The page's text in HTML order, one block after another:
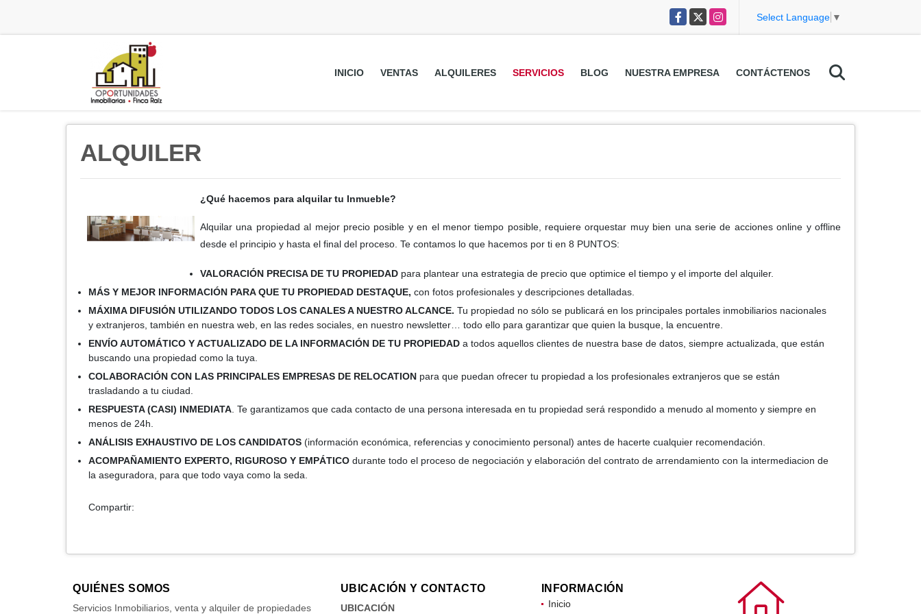
Facebook
X Instagram Select Language ▼
INICIO VENTAS ALQUILERES SERVICIOS BLOG NUESTRA EMPRESA CONTÁCTENOS
ALQUILER
¿Qué hacemos para alquilar tu Inmueble?
Alquilar una propiedad al mejor precio posible y en el menor tiempo posible, requiere orquestar muy bien una serie de acciones online y offline
desde el principio y hasta el final del proceso. Te contamos lo que hacemos por ti en 8 PUNTOS:
VALORACIÓN PRECISA DE TU PROPIEDAD para plantear una estrategia de precio que optimice el tiempo y el importe del alquiler.
MÁS Y MEJOR INFORMACIÓN PARA QUE TU PROPIEDAD DESTAQUE, con fotos profesionales y descripciones detalladas.
MÁXIMA DIFUSIÓN UTILIZANDO TODOS LOS CANALES A NUESTRO ALCANCE. Tu propiedad no sólo se publicará en los principales portales inmobiliarios nacionales
y extranjeros, también en nuestra web, en las redes sociales, en nuestro newsletter… todo ello para garantizar que quien la busque, la encuentre.
ENVÍO AUTOMÁTICO Y ACTUALIZADO DE LA INFORMACIÓN DE TU PROPIEDAD a todos aquellos clientes de nuestra base de datos, siempre actualizada, que están
buscando una propiedad como la tuya.
COLABORACIÓN CON LAS PRINCIPALES EMPRESAS DE RELOCATION para que puedan ofrecer tu propiedad a los profesionales extranjeros que se están
trasladando a tu ciudad.
RESPUESTA (CASI) INMEDIATA . Te garantizamos que cada contacto de una persona interesada en tu propiedad será respondido a menudo al momento y siempre en
menos de 24h.
ANÁLISIS EXHAUSTIVO DE LOS CANDIDATOS (información económica, referencias y conocimiento personal) antes de hacerte cualquier recomendación.
ACOMPAÑAMIENTO EXPERTO, RIGUROSO Y EMPÁTICO durante todo el proceso de negociación y elaboración del contrato de arrendamiento con la intermediacion de
la aseguradora, para que todo vaya como la seda.
Compartir:
QUIÉNES SOMOS
Servicios Inmobiliarios, venta y alquiler de propiedades
UBICACIÓN Y CONTACTO
UBICACIÓN
INFORMACIÓN
Inicio